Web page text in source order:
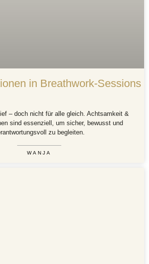
in Breathwork-Sessions
– doch nicht für alle gleich. Achtsamkeit &
sind essenziell, um sicher, bewusst und
zu begleiten.
WANJA